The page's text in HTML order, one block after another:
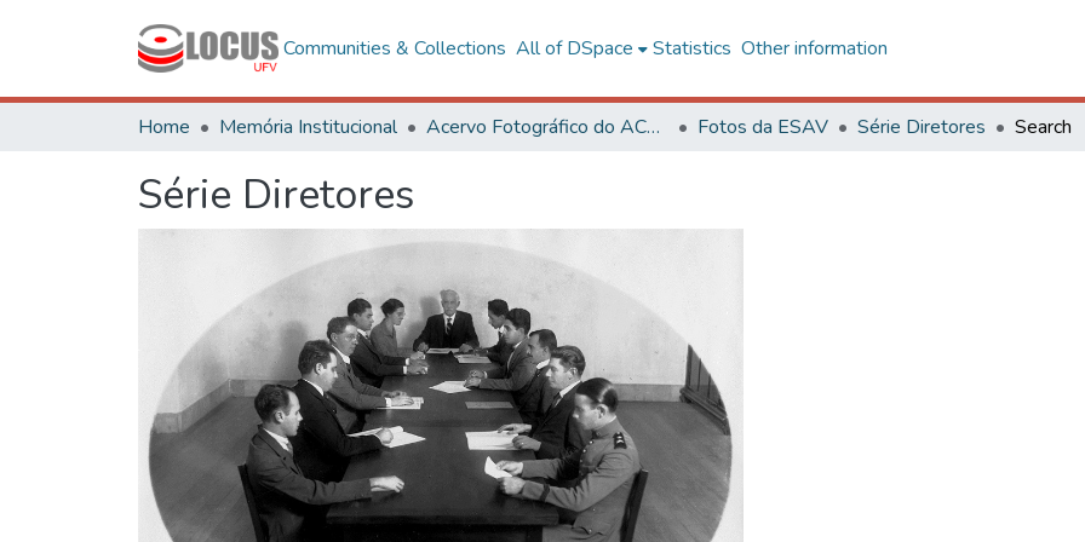
Communities & Collections All of DSpace Statistics Other information
Home Memória Institucional Acervo Fotográfico do ACH-UFV Fotos da ESAV Série Diretores Search
Série Diretores